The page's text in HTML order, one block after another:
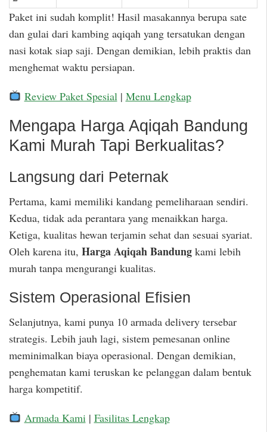
Paket ini sudah komplit! Hasil masakannya berupa sate
dan gulai dari kambing aqiqah yang tersatukan dengan
nasi kotak siap saji. Dengan demikian, lebih praktis dan
menghemat waktu persiapan.
Review Paket Spesial | Menu Lengkap
Mengapa Harga Aqiqah Bandung
Kami Murah Tapi Berkualitas?
Langsung dari Peternak
Pertama, kami memiliki kandang pemeliharaan sendiri.
Kedua, tidak ada perantara yang menaikkan harga.
Ketiga, kualitas hewan terjamin sehat dan sesuai syariat.
Oleh karena itu, Harga Aqiqah Bandung kami lebih
murah tanpa mengurangi kualitas.
Sistem Operasional Efisien
Selanjutnya, kami punya 10 armada delivery tersebar
strategis. Lebih jauh lagi, sistem pemesanan online
meminimalkan biaya operasional. Dengan demikian,
penghematan kami teruskan ke pelanggan dalam bentuk
harga kompetitif.
Armada Kami | Fasilitas Lengkap